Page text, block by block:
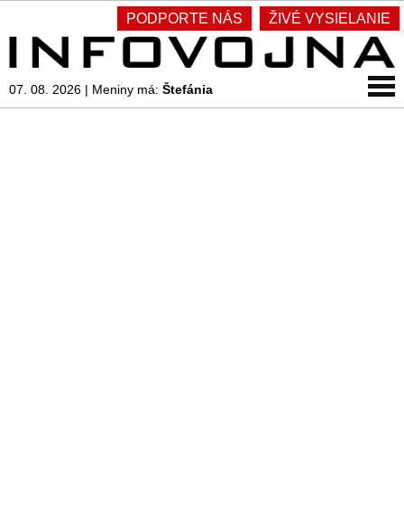
PODPORTE NÁS ŽIVÉ VYSIELANIE
07. 08. 2026 | Meniny má: Štefánia